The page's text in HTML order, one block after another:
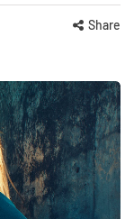
Share